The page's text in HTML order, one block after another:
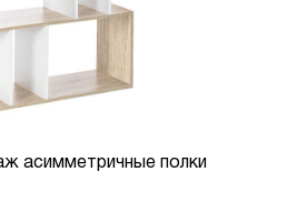
асимметричные полки